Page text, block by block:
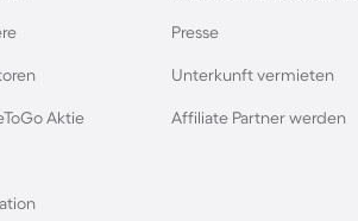
Aktie
Presse
Unterkunft vermieten
Affiliate Partner werden